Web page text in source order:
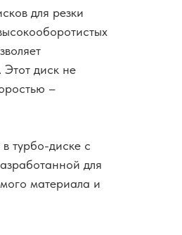
для резки
Этот диск не
–
турбо-диске с
для
материала и